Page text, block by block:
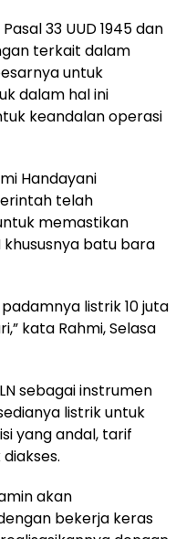
33 UUD 1945 dan
terkait dalam
untuk
dalam hal ini
keandalan operasi
Handayani
telah
memastikan
batu bara
listrik 10 juta
kata Rahmi, Selasa
sebagai instrumen
listrik untuk
yang andal, tarif
akan
bekerja keras